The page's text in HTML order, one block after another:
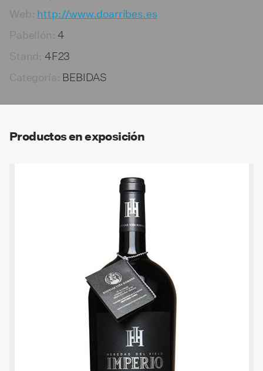
Web: http://www.doarribes.es
Pabellón: 4
Stand: 4F23
Categoría: BEBIDAS
Productos en exposición